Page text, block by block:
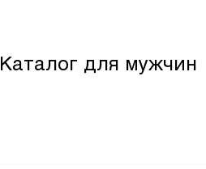
Каталог для мужчин